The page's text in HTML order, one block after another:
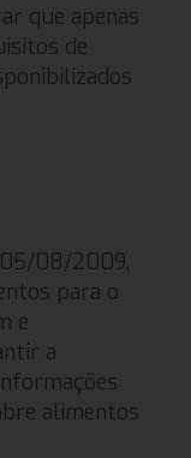
que apenas
de
05/08/2009,
para o
e
a
alimentos